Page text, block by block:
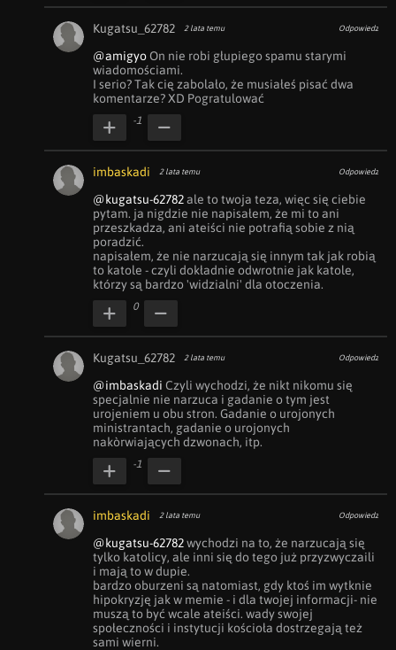
Kugatsu_62782 2 lata temu Odpowiedz
@amigyo On nie robi głupiego spamu starymi
wiadomościami.
I serio? Tak cię zabolało, że musiałeś pisać dwa
komentarze? XD Pogratulować
-1
imbaskadi 2 lata temu Odpowiedz
@kugatsu-62782 ale to twoja teza, więc się ciebie
pytam. ja nigdzie nie napisałem, że mi to ani
przeszkadza, ani ateiści nie potrafią sobie z nią
poradzić.
napisałem, że nie narzucają się innym tak jak robią
to katole - czyli dokładnie odwrotnie jak katole,
którzy są bardzo 'widzialni' dla otoczenia.
0
Kugatsu_62782 2 lata temu Odpowiedz
@imbaskadi Czyli wychodzi, że nikt nikomu się
specjalnie nie narzuca i gadanie o tym jest
urojeniem u obu stron. Gadanie o urojonych
ministrantach, gadanie o urojonych
nakòrwiających dzwonach, itp.
-1
imbaskadi 2 lata temu Odpowiedz
@kugatsu-62782 wychodzi na to, że narzucają się
tylko katolicy, ale inni się do tego już przyzwyczaili
i mają to w dupie.
bardzo oburzeni są natomiast, gdy ktoś im wytknie
hipokryzję jak w memie - i dla twojej informacji- nie
muszą to być wcale ateiści. wady swojej
społeczności i instytucji kościoła dostrzegają też
sami wierni.